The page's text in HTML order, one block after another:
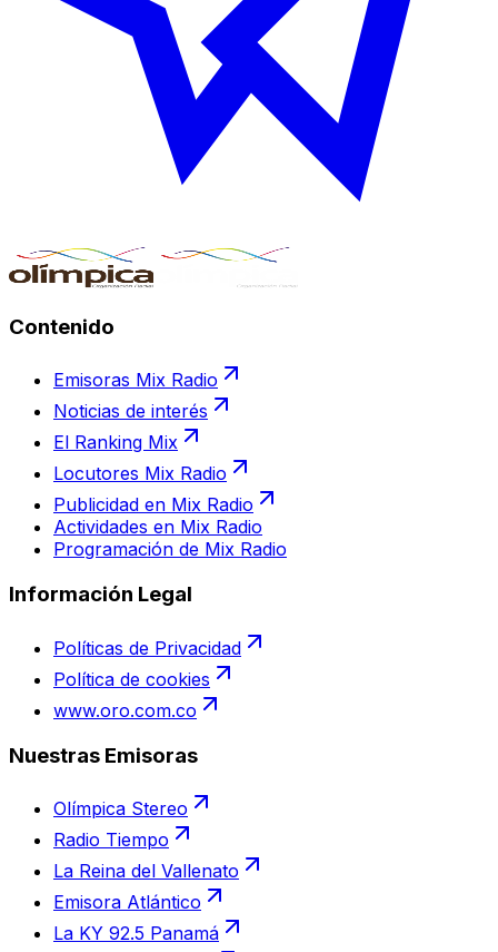
Contenido
Emisoras Mix Radio
Noticias de interés
El Ranking Mix
Locutores Mix Radio
Publicidad en Mix Radio
Actividades en Mix Radio
Programación de Mix Radio
Información Legal
Políticas de Privacidad
Política de cookies
www.oro.com.co
Nuestras Emisoras
Olímpica Stereo
Radio Tiempo
La Reina del Vallenato
Emisora Atlántico
La KY 92.5 Panamá